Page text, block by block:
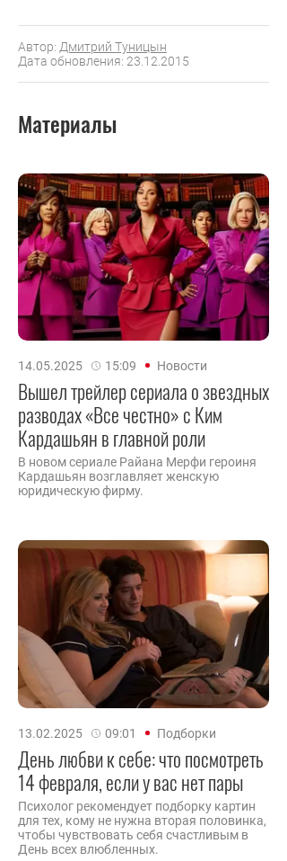
Автор: Дмитрий Туницын
Дата обновления: 23.12.2015
Материалы
14.05.2025 15:09 Новости
Вышел трейлер сериала о звездных
разводах «Все честно» с Ким
Кардашьян в главной роли
В новом сериале Райана Мерфи героиня
Кардашьян возглавляет женскую
юридическую фирму.
13.02.2025 09:01 Подборки
День любви к себе: что посмотреть
14 февраля, если у вас нет пары
Психолог рекомендует подборку картин
для тех, кому не нужна вторая половинка,
чтобы чувствовать себя счастливым в
День всех влюбленных.